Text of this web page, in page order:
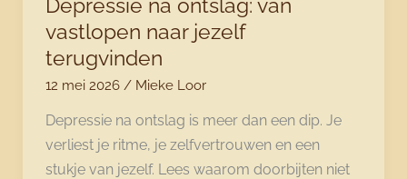
Depressie na ontslag: van
vastlopen naar jezelf
terugvinden
12 mei 2026 / Mieke Loor
Depressie na ontslag is meer dan een dip. Je
verliest je ritme, je zelfvertrouwen en een
stukje van jezelf. Lees waarom doorbijten niet